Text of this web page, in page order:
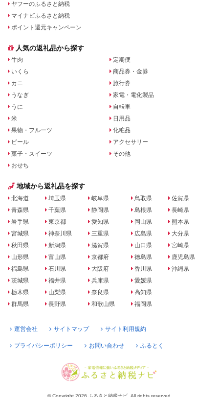
ヤフーのふるさと納税
マイナビふるさと納税
ポイント還元キャンペーン
人気の返礼品から探す
牛肉
いくら
カニ
うなぎ
うに
米
果物・フルーツ
ビール
菓子・スイーツ
おせち
定期便
商品券・金券
旅行券
家電・電化製品
自転車
日用品
化粧品
アクセサリー
その他
地域から返礼品を探す
北海道
青森県
岩手県
宮城県
秋田県
山形県
福島県
茨城県
栃木県
群馬県
埼玉県
千葉県
東京都
神奈川県
新潟県
富山県
石川県
福井県
山梨県
長野県
岐阜県
静岡県
愛知県
三重県
滋賀県
京都府
大阪府
兵庫県
奈良県
和歌山県
鳥取県
島根県
岡山県
広島県
山口県
徳島県
香川県
愛媛県
高知県
福岡県
佐賀県
長崎県
熊本県
大分県
宮崎県
鹿児島県
沖縄県
運営会社 サイトマップ サイト利用規約
プライバシーポリシー お問い合わせ ふるとく
© Copyright 2026 ふるさと納税ナビ. All rights reserved.